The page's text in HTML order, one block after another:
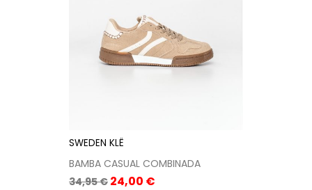
SWEDEN KLË
BAMBA CASUAL COMBINADA
Precio
34,95 € Precio
24,00 €